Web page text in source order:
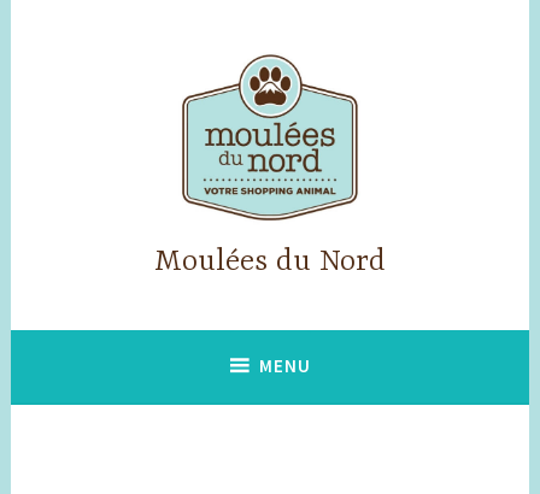
Moulées du Nord
MENU